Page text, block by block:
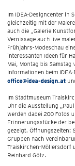
Im IDEA-Designcenter in
gleichzeitig mit der
auch die „Galerie
Vernissage auch live
Frühjahrs-Modeschau
interessanten Ideen für
Mai, Montag bis
Informationen beim
office@idea-design.at
Im Stadtmuseum
Uhr die Ausstellung
werden dabei 200 Fotos
Erinnerungsstücke der
gezeigt. Öffnungszeiten:
Gruppen nach
Traiskirchen-Möllersdorf
Reinhard Götz.